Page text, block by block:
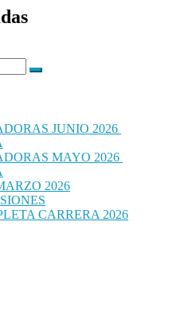
JUNIO 2026
MAYO 2026
2026
CARRERA 2026